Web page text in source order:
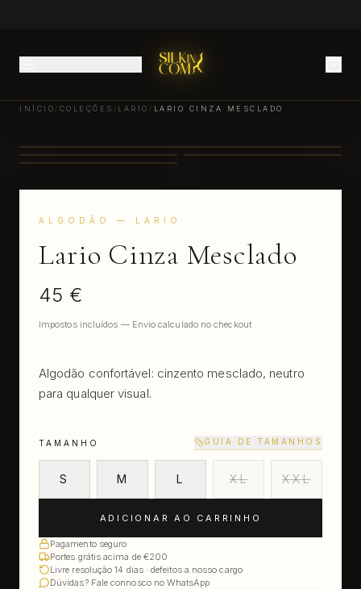
INÍCIO / COLEÇÕES / LARIO / LARIO CINZA MESCLADO
ALGODÃO — LARIO
Lario Cinza Mesclado
45 €
Impostos incluídos — Envio calculado no checkout
Algodão confortável: cinzento mesclado, neutro
para qualquer visual.
TAMANHO GUIA DE TAMANHOS
S M L XL XXL
ADICIONAR AO CARRINHO
Pagamento seguro
Portes grátis acima de €200
Livre resolução 14 dias · defeitos a nosso cargo
Dúvidas? Fale connosco no WhatsApp